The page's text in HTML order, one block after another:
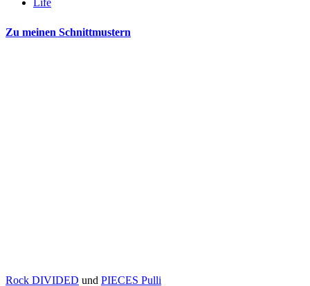
Life
Zu meinen Schnittmustern
Rock DIVIDED und PIECES Pulli